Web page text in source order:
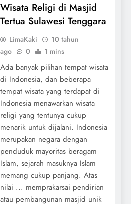
Wisata Religi di Masjid
Tertua Sulawesi Tenggara
LimaKaki
10 tahun
ago
0 1 mins
Ada banyak pilihan tempat wisata
di Indonesia, dan beberapa
tempat wisata yang terdapat di
Indonesia menawarkan wisata
religi yang tentunya cukup
menarik untuk dijalani. Indonesia
merupakan negara dengan
penduduk mayoritas beragam
Islam, sejarah masuknya Islam
memang cukup panjang. Atas
nilai ... memprakarsai pendirian
atau pembangunan masjid unik